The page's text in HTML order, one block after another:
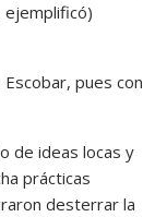
ejemplificó)
pues con
de ideas locas y
prácticas
desterrar la